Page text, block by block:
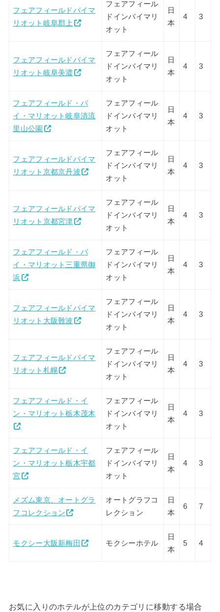
フェアフィールドバイマ
リオット岐阜郡上
フェアフィール
ドインバイマリ
オット
日
本
4 3
フェアフィールドバイマ
リオット岐阜美濃
フェアフィール
ドインバイマリ
オット
日
本
4 3
フェアフィールド・バ
イ・マリオット岐阜清流
里山公園
フェアフィール
ドインバイマリ
オット
日
本
4 3
フェアフィールドバイマ
リオット京都京丹波
フェアフィール
ドインバイマリ
オット
日
本
4 3
フェアフィールドバイマ
リオット京都宮津
フェアフィール
ドインバイマリ
オット
日
本
4 3
フェアフィールド・バ
イ・マリオット三重県御
浜
フェアフィール
ドインバイマリ
オット
日
本
4 3
フェアフィールドバイマ
リオット大阪難波
フェアフィール
ドインバイマリ
オット
日
本
4 3
フェアフィールドバイマ
リオット札幌
フェアフィール
ドインバイマリ
オット
日
本
4 3
フェアフィールド・イ
ン・マリオット栃木茂木
フェアフィール
ドインバイマリ
オット
日
本
4 3
フェアフィールド・イ
ン・マリオット栃木宇都
宮
フェアフィール
ドインバイマリ
オット
日
本
4 3
メズム東京、オートグラ
フコレクション
オートグラフコ
レクション
日
本
6 7
モクシー大阪新梅田 モクシーホテル
日
本
5 4
お気に入りのホテルが上位のカテゴリに移動する場合